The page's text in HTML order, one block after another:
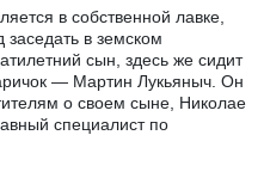
в собственной лавке,
в земском
сын, здесь же сидит
— Мартин Лукьяныч. Он
о своем сыне, Николае
специалист по